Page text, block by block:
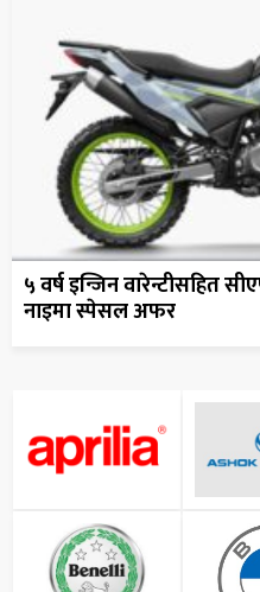
५ वर्ष इन्जिन वारेन्टीसहित
नाइमा स्पेसल अफर